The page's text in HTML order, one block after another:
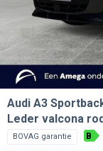
Audi A3
Leder valcona
BOVAG garantie B